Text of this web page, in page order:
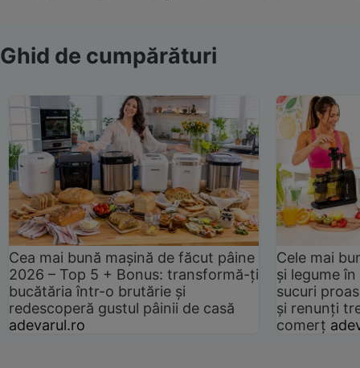
Ghid de cumpărături
Cea mai bună mașină de făcut pâine
2026 – Top 5 + Bonus: transformă-ți
bucătăria într-o brutărie și
redescoperă gustul pâinii de casă
adevarul.ro
Cele mai
și legume
sucuri
și renunți
comerț